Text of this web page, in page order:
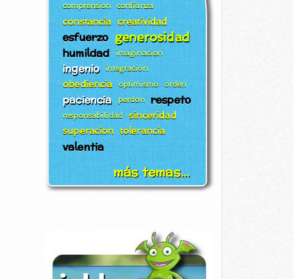
comprension confianza
constancia creatividad
esfuerzo generosidad
humildad imaginacion
ingenio integracion
obediencia optimismo orden
paciencia perdon respeto
responsabilidad sinceridad
superacion tolerancia
valentia
más temas...